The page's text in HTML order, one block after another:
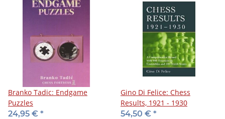
Branko Tadic: Endgame
Puzzles
24,95 € *
Gino Di Felice: Chess
Results, 1921 - 1930
54,50 € *